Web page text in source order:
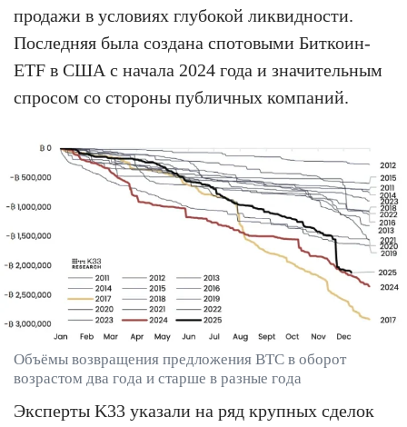
продажи в условиях глубокой ликвидности.
Последняя была создана спотовыми Биткоин-
ETF в США с начала 2024 года и значительным
спросом со стороны публичных компаний.
Объёмы возвращения предложения BTC в оборот
возрастом два года и старше в разные года
Эксперты K33 указали на ряд крупных сделок